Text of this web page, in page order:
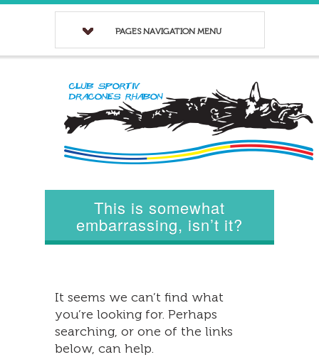
PAGES NAVIGATION MENU
This is somewhat
embarrassing, isn’t it?
It seems we can’t find what
you’re looking for. Perhaps
searching, or one of the links
below, can help.